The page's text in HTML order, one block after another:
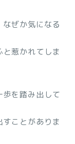
ぜか気になる
惹かれてしま
を踏み出して
ことがありま